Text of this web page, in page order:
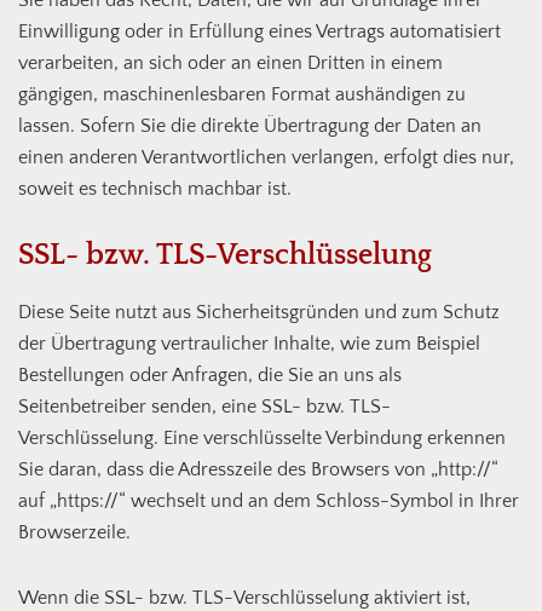
Einwilligung oder in Erfüllung eines Vertrags automatisiert
verarbeiten, an sich oder an einen Dritten in einem
gängigen, maschinenlesbaren Format aushändigen zu
lassen. Sofern Sie die direkte Übertragung der Daten an
einen anderen Verantwortlichen verlangen, erfolgt dies nur,
soweit es technisch machbar ist.
SSL- bzw. TLS-Verschlüsselung
Diese Seite nutzt aus Sicherheitsgründen und zum Schutz
der Übertragung vertraulicher Inhalte, wie zum Beispiel
Bestellungen oder Anfragen, die Sie an uns als
Seitenbetreiber senden, eine SSL- bzw. TLS-
Verschlüsselung. Eine verschlüsselte Verbindung erkennen
Sie daran, dass die Adresszeile des Browsers von „http://“
auf „https://“ wechselt und an dem Schloss-Symbol in Ihrer
Browserzeile.
Wenn die SSL- bzw. TLS-Verschlüsselung aktiviert ist,